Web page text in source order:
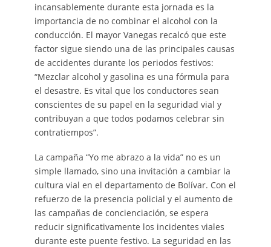
incansablemente durante esta jornada es la
importancia de no combinar el alcohol con la
conducción. El mayor Vanegas recalcó que este
factor sigue siendo una de las principales causas
de accidentes durante los periodos festivos:
“Mezclar alcohol y gasolina es una fórmula para
el desastre. Es vital que los conductores sean
conscientes de su papel en la seguridad vial y
contribuyan a que todos podamos celebrar sin
contratiempos”.
La campaña “Yo me abrazo a la vida” no es un
simple llamado, sino una invitación a cambiar la
cultura vial en el departamento de Bolívar. Con el
refuerzo de la presencia policial y el aumento de
las campañas de concienciación, se espera
reducir significativamente los incidentes viales
durante este puente festivo. La seguridad en las